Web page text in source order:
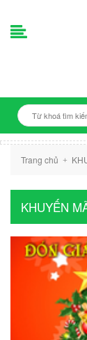
Trang chủ +
KHUYẾN